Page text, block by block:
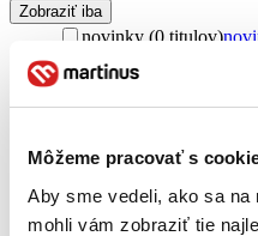
Môžeme pracovať s
Aby sme vedeli, ako sa na
mohli vám zobraziť tie
Zobraziť iba
novinky (0 titulov)
zľavnené tituly (0
Dostupnosť
predpredaj (0 titulov)
dostupná (bez
vypredaných)